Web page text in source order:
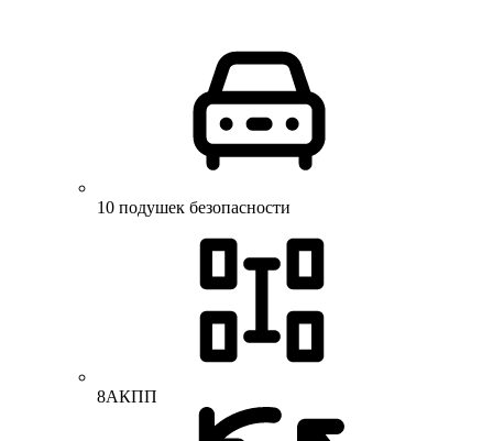
10 подушек безопасности
8АКПП